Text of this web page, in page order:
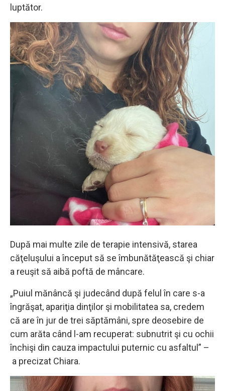
luptător.
După mai multe zile de terapie intensivă, starea
căţeluşului a început să se îmbunătăţească şi chiar
a reuşit să aibă poftă de mâncare.
„Puiul mănâncă şi judecând după felul în care s-a
îngrăşat, apariţia dinţilor şi mobilitatea sa, credem
că are în jur de trei săptămâni, spre deosebire de
cum arăta când l-am recuperat: subnutrit şi cu ochii
închişi din cauza impactului puternic cu asfaltul” –
a precizat Chiara.